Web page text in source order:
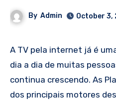
By Admin October 3,
A TV pela internet já é uma realidade presente no
dia a dia de muitas
continua crescendo. As
dos principais motores